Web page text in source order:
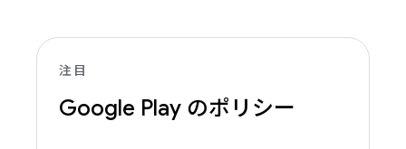
注目
Google Play のポリシー